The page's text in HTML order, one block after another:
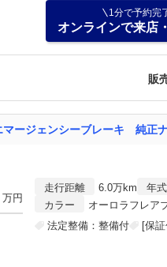
1分で予約完
オンラインで来店
販
万円
走行距離 6.0万km 年式
カラー
オーロラフレア
法定整備：整備付
[保